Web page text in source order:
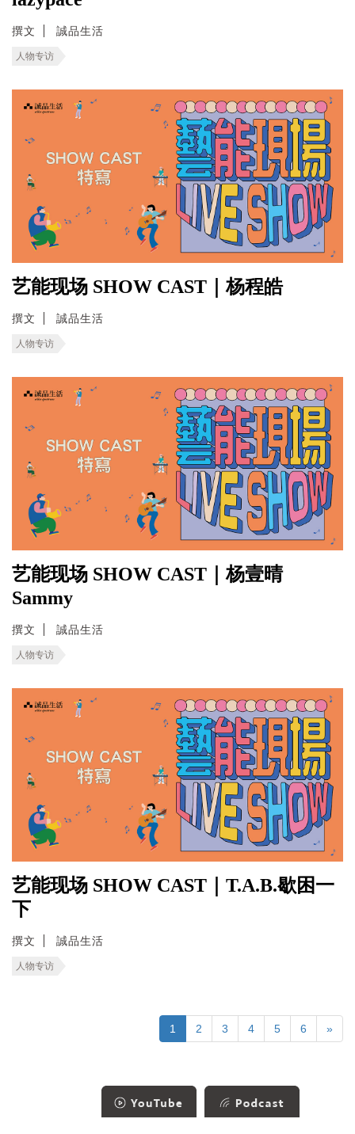
撰文 誠品生活
人物专访
艺能现场 SHOW CAST｜杨程皓
撰文 誠品生活
人物专访
艺能现场 SHOW CAST｜杨壹晴
Sammy
撰文 誠品生活
人物专访
艺能现场 SHOW CAST｜T.A.B.歇困一
下
撰文 誠品生活
人物专访
1 2 3 4 5 6 »